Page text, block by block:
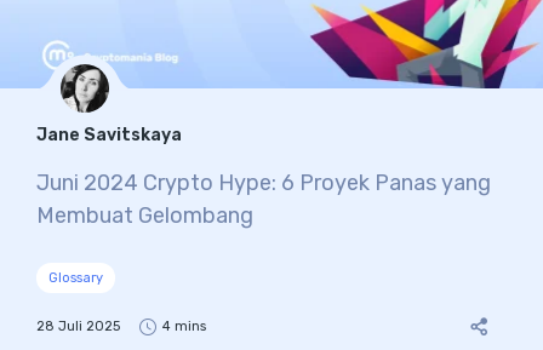
Jane Savitskaya
Juni 2024 Crypto Hype: 6 Proyek Panas yang
Membuat Gelombang
Glossary
28 Juli 2025 4 mins